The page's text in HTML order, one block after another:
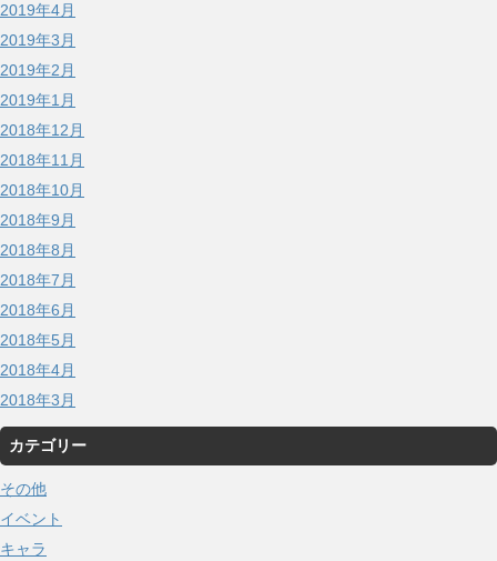
2019年4月
2019年3月
2019年2月
2019年1月
2018年12月
2018年11月
2018年10月
2018年9月
2018年8月
2018年7月
2018年6月
2018年5月
2018年4月
2018年3月
カテゴリー
その他
イベント
キャラ